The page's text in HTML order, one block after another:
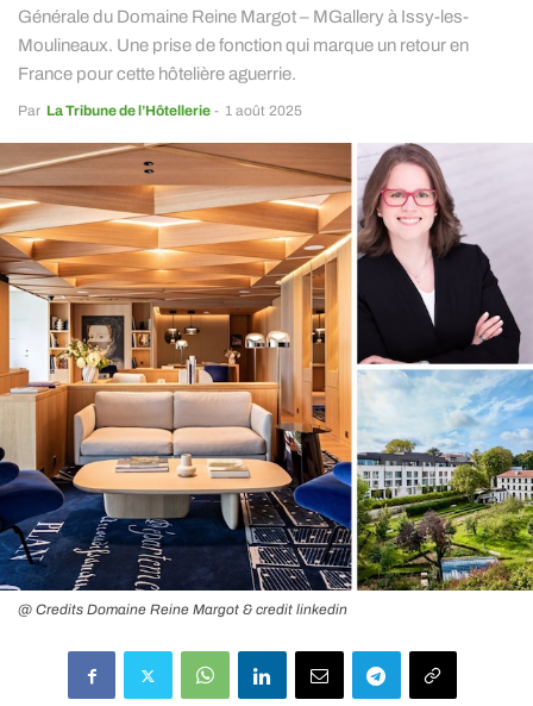
Générale du Domaine Reine Margot – MGallery à Issy-les-
Moulineaux. Une prise de fonction qui marque un retour en
France pour cette hôtelière aguerrie.
Par La Tribune de l’Hôtellerie - 1 août 2025
@ Credits Domaine Reine Margot & credit linkedin